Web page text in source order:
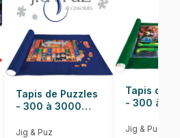
1000 pièces
68 x 48 cm
Tapis de Puzzles
- 300 à 3000
Jig & Puz
Tapis de
- 300 à
Jig & Puz